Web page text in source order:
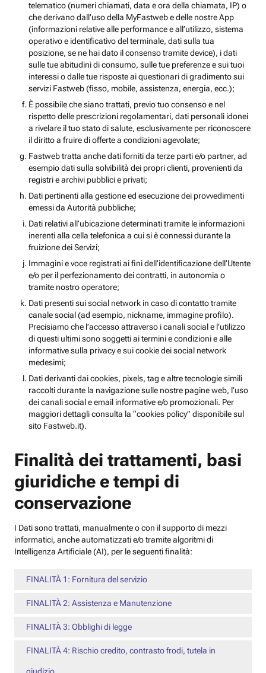
telematico (numeri chiamati, data e ora della chiamata, IP) o
che derivano dall’uso della MyFastweb e delle nostre App
(informazioni relative alle performance e all’utilizzo, sistema
operativo e identificativo del terminale, dati sulla tua
posizione, se ne hai dato il consenso tramite device), i dati
sulle tue abitudini di consumo, sulle tue preferenze e sui tuoi
interessi o dalle tue risposte ai questionari di gradimento sui
servizi Fastweb (fisso, mobile, assistenza, energia, ecc.);
È possibile che siano trattati, previo tuo consenso e nel
rispetto delle prescrizioni regolamentari, dati personali idonei
a rivelare il tuo stato di salute, esclusivamente per riconoscere
il diritto a fruire di offerte a condizioni agevolate;
Fastweb tratta anche dati forniti da terze parti e/o partner, ad
esempio dati sulla solvibilità dei propri clienti, provenienti da
registri e archivi pubblici e privati;
Dati pertinenti alla gestione ed esecuzione dei provvedimenti
emessi da Autorità pubbliche;
Dati relativi all’ubicazione determinati tramite le informazioni
inerenti alla cella telefonica a cui si è connessi durante la
fruizione dei Servizi;
Immagini e voce registrati ai fini dell’identificazione dell’Utente
e/o per il perfezionamento dei contratti, in autonomia o
tramite nostro operatore;
Dati presenti sui social network in caso di contatto tramite
canale social (ad esempio, nickname, immagine profilo).
Precisiamo che l’accesso attraverso i canali social e l’utilizzo
di questi ultimi sono soggetti ai termini e condizioni e alle
informative sulla privacy e sui cookie dei social network
medesimi;
Dati derivanti dai cookies, pixels, tag e altre tecnologie simili
raccolti durante la navigazione sulle nostre pagine web, l’uso
dei canali social e email informative e/o promozionali. Per
maggiori dettagli consulta la “cookies policy” disponibile sul
sito Fastweb.it).
Finalità dei trattamenti, basi
giuridiche e tempi di
conservazione
I Dati sono trattati, manualmente o con il supporto di mezzi
informatici, anche automatizzati e/o tramite algoritmi di
Intelligenza Artificiale (AI), per le seguenti finalità:
FINALITÀ 1: Fornitura del servizio
FINALITÀ 2: Assistenza e Manutenzione
FINALITÀ 3: Obblighi di legge
FINALITÀ 4: Rischio credito, contrasto frodi, tutela in